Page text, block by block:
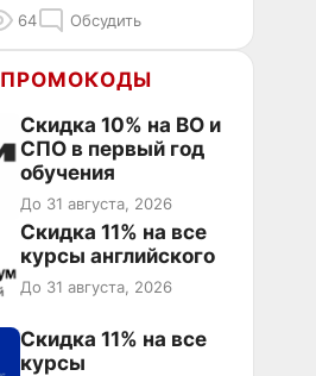
64 Обсудить
ПРОМОКОДЫ
Скидка 10% на ВО и
СПО в первый год
обучения
До 31 августа, 2026
Скидка 11% на все
курсы английского
До 31 августа, 2026
Скидка 11% на все
курсы